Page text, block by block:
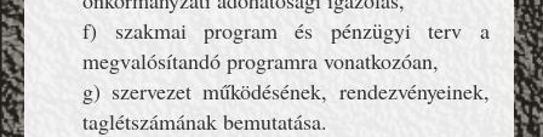
f) szakmai program és pénzügyi terv a
megvalósítandó programra vonatkozóan,
g) szervezet működésének, rendezvényeinek,
taglétszámának bemutatása.